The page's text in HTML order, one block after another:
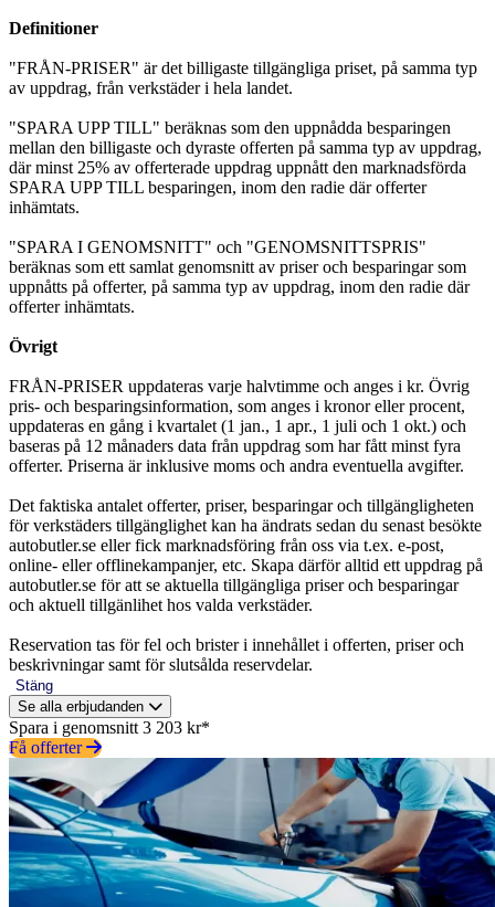
Definitioner
"FRÅN-PRISER" är det billigaste tillgängliga priset, på samma typ
av uppdrag, från verkstäder i hela landet.
"SPARA UPP TILL" beräknas som den uppnådda besparingen
mellan den billigaste och dyraste offerten på samma typ av uppdrag,
där minst 25% av offerterade uppdrag uppnått den marknadsförda
SPARA UPP TILL besparingen, inom den radie där offerter
inhämtats.
"SPARA I GENOMSNITT" och "GENOMSNITTSPRIS"
beräknas som ett samlat genomsnitt av priser och besparingar som
uppnåtts på offerter, på samma typ av uppdrag, inom den radie där
offerter inhämtats.
Övrigt
FRÅN-PRISER uppdateras varje halvtimme och anges i kr. Övrig
pris- och besparingsinformation, som anges i kronor eller procent,
uppdateras en gång i kvartalet (1 jan., 1 apr., 1 juli och 1 okt.) och
baseras på 12 månaders data från uppdrag som har fått minst fyra
offerter. Priserna är inklusive moms och andra eventuella avgifter.
Det faktiska antalet offerter, priser, besparingar och tillgängligheten
för verkstäders tillgänglighet kan ha ändrats sedan du senast besökte
autobutler.se eller fick marknadsföring från oss via t.ex. e-post,
online- eller offlinekampanjer, etc. Skapa därför alltid ett uppdrag på
autobutler.se för att se aktuella tillgängliga priser och besparingar
och aktuell tillgänlihet hos valda verkstäder.
Reservation tas för fel och brister i innehållet i offerten, priser och
beskrivningar samt för slutsålda reservdelar.
Stäng
Se alla erbjudanden
Spara i genomsnitt 3 203 kr*
Få offerter